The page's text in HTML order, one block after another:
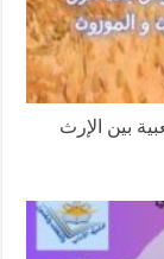
بين الإرث